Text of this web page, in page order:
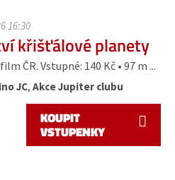
16:30
křišťálové planety
ČR. Vstupné: 140 Kč • 97 m ...
JC, Akce Jupiter clubu
KOUPIT
VSTUPENKY